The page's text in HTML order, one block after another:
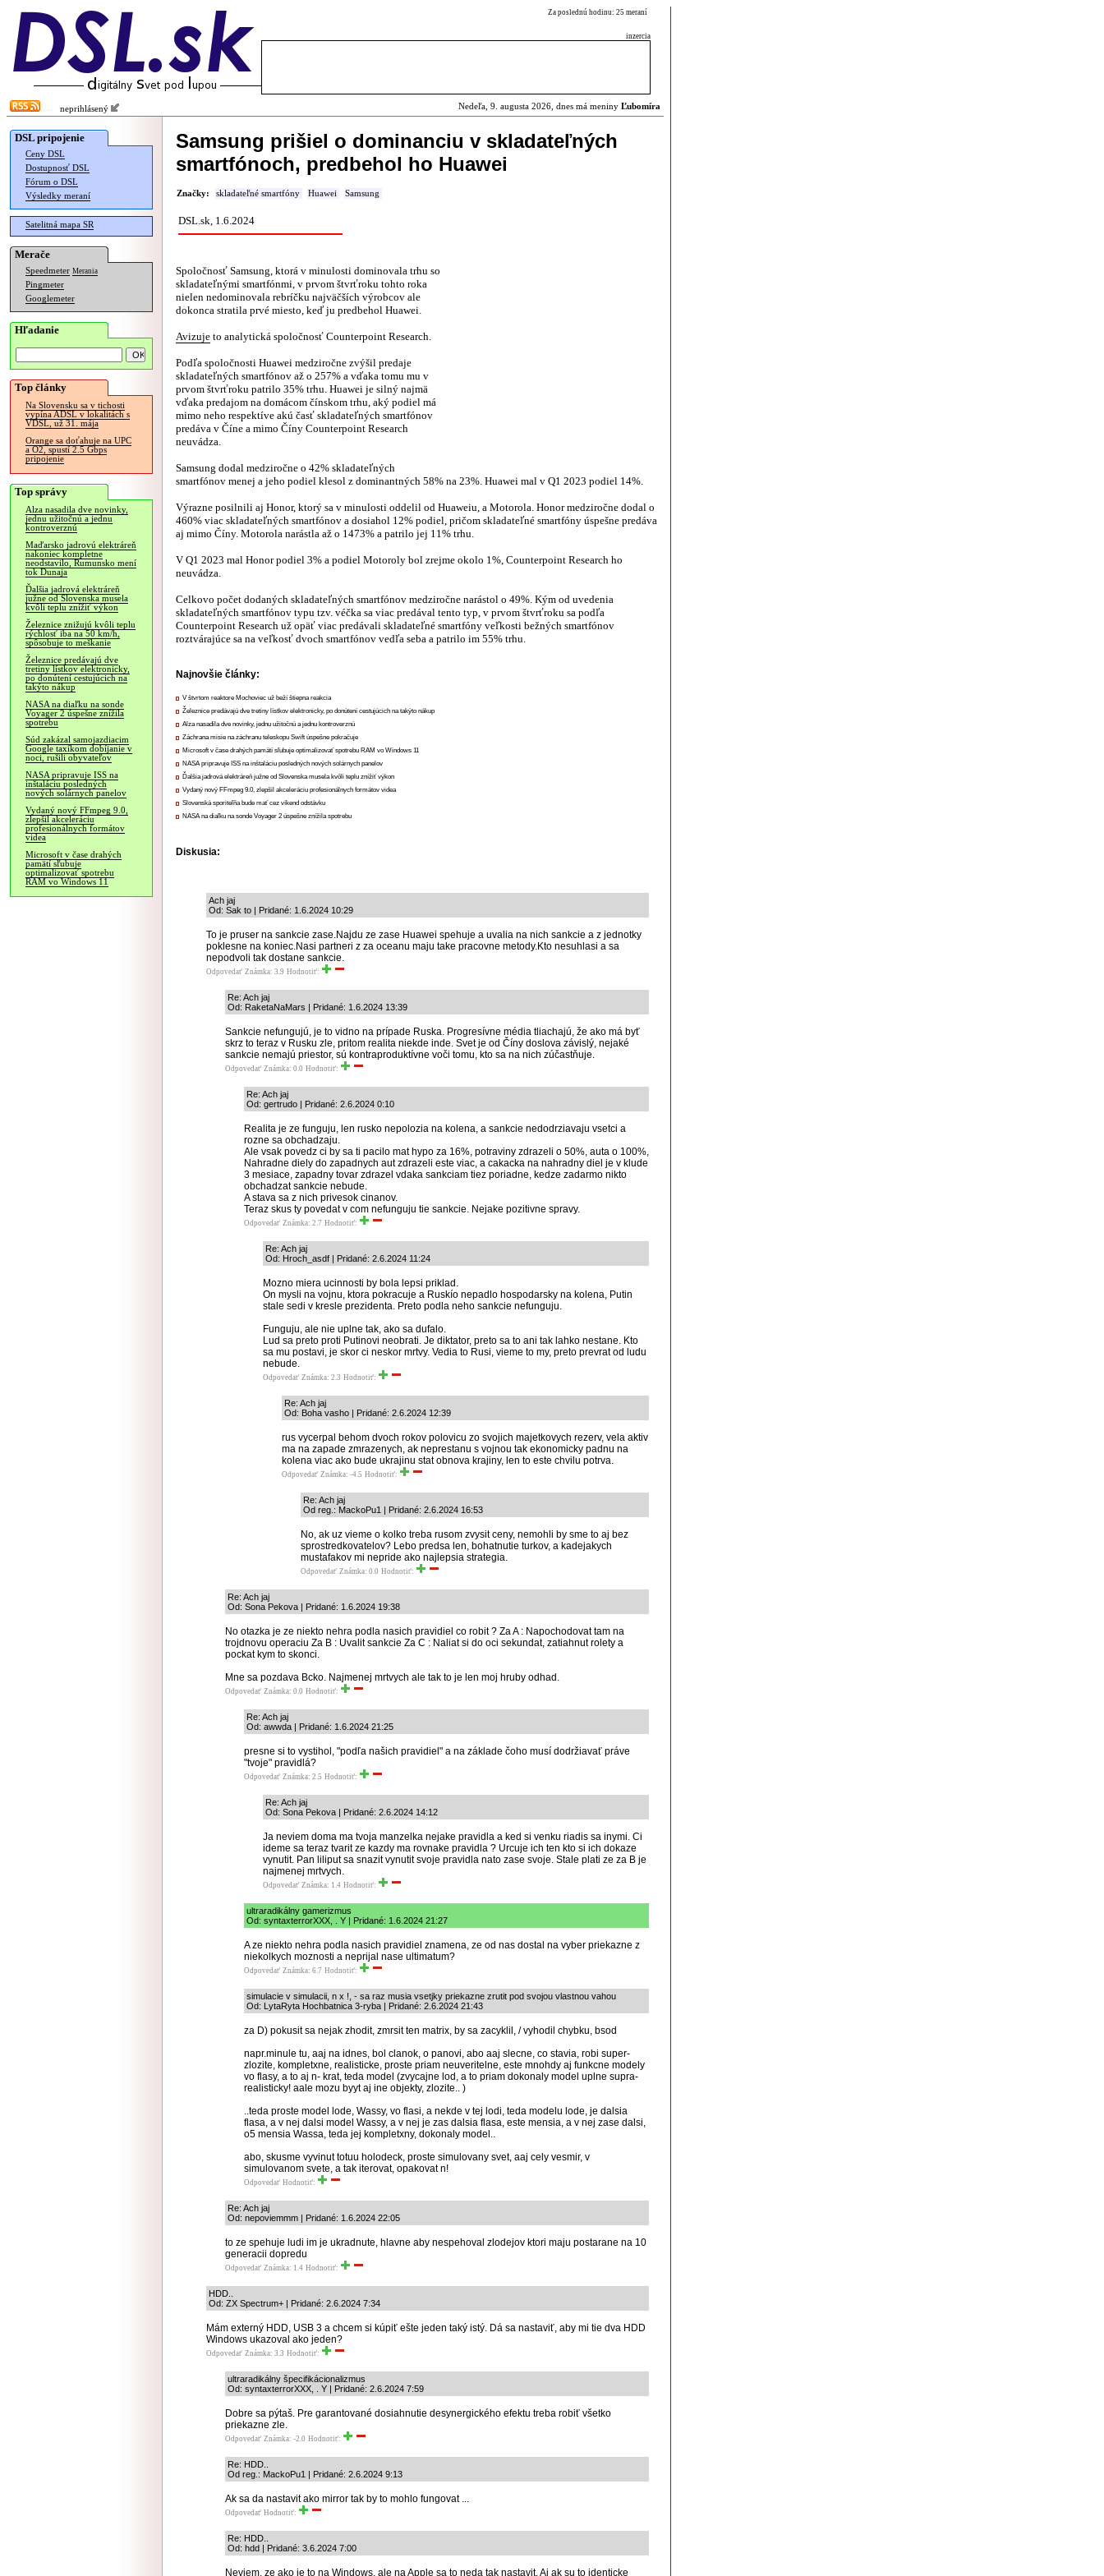
Za poslednú hodinu: 25 meraní
inzercia
neprihlásený Nedeľa, 9. augusta 2026, dnes má meniny Ľubomíra
DSL pripojenie
Ceny DSL
Dostupnosť DSL
Fórum o DSL
Výsledky meraní
Satelitná mapa SR
Merače
Speedmeter Merania
Pingmeter
Googlemeter
Hľadanie
Top články
Na Slovensku sa v tichosti
vypína ADSL v lokalitách s
VDSL, už 31. mája
Orange sa doťahuje na UPC
a O2, spustí 2.5 Gbps
pripojenie
Top správy
Alza nasadila dve novinky,
jednu užitočnú a jednu
kontroverznú
Maďarsko jadrovú elektráreň
nakoniec kompletne
neodstavilo, Rumunsko mení
tok Dunaja
Ďalšia jadrová elektráreň
južne od Slovenska musela
kvôli teplu znížiť výkon
Železnice znižujú kvôli teplu
rýchlosť iba na 50 km/h,
spôsobuje to meškanie
Železnice predávajú dve
tretiny lístkov elektronicky,
po donútení cestujúcich na
takýto nákup
NASA na diaľku na sonde
Voyager 2 úspešne znížila
spotrebu
Súd zakázal samojazdiacim
Google taxíkom dobíjanie v
noci, rušili obyvateľov
NASA pripravuje ISS na
inštaláciu posledných
nových solárnych panelov
Vydaný nový FFmpeg 9.0,
zlepšil akceleráciu
profesionálnych formátov
videa
Microsoft v čase drahých
pamätí sľubuje
optimalizovať spotrebu
RAM vo Windows 11
Samsung prišiel o dominanciu v skladateľných
smartfónoch, predbehol ho Huawei
Značky: skladateľné smartfóny Huawei Samsung
DSL.sk, 1.6.2024
Spoločnosť Samsung, ktorá v minulosti dominovala trhu so
skladateľnými smartfónmi, v prvom štvrťroku tohto roka
nielen nedominovala rebríčku najväčších výrobcov ale
dokonca stratila prvé miesto, keď ju predbehol Huawei.
Avizuje to analytická spoločnosť Counterpoint Research.
Podľa spoločnosti Huawei medziročne zvýšil predaje
skladateľných smartfónov až o 257% a vďaka tomu mu v
prvom štvrťroku patrilo 35% trhu. Huawei je silný najmä
vďaka predajom na domácom čínskom trhu, aký podiel má
mimo neho respektíve akú časť skladateľných smartfónov
predáva v Číne a mimo Číny Counterpoint Research
neuvádza.
Samsung dodal medziročne o 42% skladateľných
smartfónov menej a jeho podiel klesol z dominantných 58% na 23%. Huawei mal v Q1 2023 podiel 14%.
Výrazne posilnili aj Honor, ktorý sa v minulosti oddelil od Huaweiu, a Motorola. Honor medziročne dodal o
460% viac skladateľných smartfónov a dosiahol 12% podiel, pričom skladateľné smartfóny úspešne predáva
aj mimo Číny. Motorola narástla až o 1473% a patrilo jej 11% trhu.
V Q1 2023 mal Honor podiel 3% a podiel Motoroly bol zrejme okolo 1%, Counterpoint Research ho
neuvádza.
Celkovo počet dodaných skladateľných smartfónov medziročne narástol o 49%. Kým od uvedenia
skladateľných smartfónov typu tzv. véčka sa viac predával tento typ, v prvom štvrťroku sa podľa
Counterpoint Research už opäť viac predávali skladateľné smartfóny veľkosti bežných smartfónov
roztvárajúce sa na veľkosť dvoch smartfónov vedľa seba a patrilo im 55% trhu.
Najnovšie články:
V štvrtom reaktore Mochoviec už beží štiepna reakcia
Železnice predávajú dve tretiny lístkov elektronicky, po donútení cestujúcich na takýto nákup
Alza nasadila dve novinky, jednu užitočnú a jednu kontroverznú
Záchrana misie na záchranu teleskopu Swift úspešne pokračuje
Microsoft v čase drahých pamätí sľubuje optimalizovať spotrebu RAM vo Windows 11
NASA pripravuje ISS na inštaláciu posledných nových solárnych panelov
Ďalšia jadrová elektráreň južne od Slovenska musela kvôli teplu znížiť výkon
Vydaný nový FFmpeg 9.0, zlepšil akceleráciu profesionálnych formátov videa
Slovenská sporiteľňa bude mať cez víkend odstávku
NASA na diaľku na sonde Voyager 2 úspešne znížila spotrebu
Diskusia:
Ach jaj
Od: Sak to | Pridané: 1.6.2024 10:29
To je pruser na sankcie zase.Najdu ze zase Huawei spehuje a uvalia na nich sankcie a z jednotky
poklesne na koniec.Nasi partneri z za oceanu maju take pracovne metody.Kto nesuhlasi a sa
nepodvoli tak dostane sankcie.
Odpovedať Známka: 3.9 Hodnotiť:
Re: Ach jaj
Od: RaketaNaMars | Pridané: 1.6.2024 13:39
Sankcie nefungujú, je to vidno na prípade Ruska. Progresívne média tliachajú, že ako má byť
skrz to teraz v Rusku zle, pritom realita niekde inde. Svet je od Číny doslova závislý, nejaké
sankcie nemajú priestor, sú kontraproduktívne voči tomu, kto sa na nich zúčastňuje.
Odpovedať Známka: 0.0 Hodnotiť:
Re: Ach jaj
Od: gertrudo | Pridané: 2.6.2024 0:10
Realita je ze funguju, len rusko nepolozia na kolena, a sankcie nedodrziavaju vsetci a
rozne sa obchadzaju.
Ale vsak povedz ci by sa ti pacilo mat hypo za 16%, potraviny zdrazeli o 50%, auta o 100%,
Nahradne diely do zapadnych aut zdrazeli este viac, a cakacka na nahradny diel je v klude
3 mesiace, zapadny tovar zdrazel vdaka sankciam tiez poriadne, kedze zadarmo nikto
obchadzat sankcie nebude.
A stava sa z nich privesok cinanov.
Teraz skus ty povedat v com nefunguju tie sankcie. Nejake pozitivne spravy.
Odpovedať Známka: 2.7 Hodnotiť:
Re: Ach jaj
Od: Hroch_asdf | Pridané: 2.6.2024 11:24
Mozno miera ucinnosti by bola lepsi priklad.
On mysli na vojnu, ktora pokracuje a Ruskío nepadlo hospodarsky na kolena, Putin
stale sedi v kresle prezidenta. Preto podla neho sankcie nefunguju.
Funguju, ale nie uplne tak, ako sa dufalo.
Lud sa preto proti Putinovi neobrati. Je diktator, preto sa to ani tak lahko nestane. Kto
sa mu postavi, je skor ci neskor mrtvy. Vedia to Rusi, vieme to my, preto prevrat od ludu
nebude.
Odpovedať Známka: 2.3 Hodnotiť:
Re: Ach jaj
Od: Boha vasho | Pridané: 2.6.2024 12:39
rus vycerpal behom dvoch rokov polovicu zo svojich majetkovych rezerv, vela aktiv
ma na zapade zmrazenych, ak neprestanu s vojnou tak ekonomicky padnu na
kolena viac ako bude ukrajinu stat obnova krajiny, len to este chvilu potrva.
Odpovedať Známka: -4.5 Hodnotiť:
Re: Ach jaj
Od reg.: MackoPu1 | Pridané: 2.6.2024 16:53
No, ak uz vieme o kolko treba rusom zvysit ceny, nemohli by sme to aj bez
sprostredkovatelov? Lebo predsa len, bohatnutie turkov, a kadejakych
mustafakov mi nepride ako najlepsia strategia.
Odpovedať Známka: 0.0 Hodnotiť:
Re: Ach jaj
Od: Sona Pekova | Pridané: 1.6.2024 19:38
No otazka je ze niekto nehra podla nasich pravidiel co robit ? Za A : Napochodovat tam na
trojdnovu operaciu Za B : Uvalit sankcie Za C : Naliat si do oci sekundat, zatiahnut rolety a
pockat kym to skonci.
Mne sa pozdava Bcko. Najmenej mrtvych ale tak to je len moj hruby odhad.
Odpovedať Známka: 0.0 Hodnotiť:
Re: Ach jaj
Od: awwda | Pridané: 1.6.2024 21:25
presne si to vystihol, "podľa našich pravidiel" a na základe čoho musí dodržiavať práve
"tvoje" pravidlá?
Odpovedať Známka: 2.5 Hodnotiť:
Re: Ach jaj
Od: Sona Pekova | Pridané: 2.6.2024 14:12
Ja neviem doma ma tvoja manzelka nejake pravidla a ked si venku riadis sa inymi. Ci
ideme sa teraz tvarit ze kazdy ma rovnake pravidla ? Urcuje ich ten kto si ich dokaze
vynutit. Pan liliput sa snazit vynutit svoje pravidla nato zase svoje. Stale plati ze za B je
najmenej mrtvych.
Odpovedať Známka: 1.4 Hodnotiť:
ultraradikálny gamerizmus
Od: syntaxterrorXXX, . Y | Pridané: 1.6.2024 21:27
A ze niekto nehra podla nasich pravidiel znamena, ze od nas dostal na vyber priekazne z
niekolkych moznosti a neprijal nase ultimatum?
Odpovedať Známka: 6.7 Hodnotiť:
simulacie v simulacii, n x !, - sa raz musia vsetjky priekazne zrutit pod svojou vlastnou vahou
Od: LytaRyta Hochbatnica 3-ryba | Pridané: 2.6.2024 21:43
za D) pokusit sa nejak zhodit, zmrsit ten matrix, by sa zacyklil, / vyhodil chybku, bsod
napr.minule tu, aaj na idnes, bol clanok, o panovi, abo aaj slecne, co stavia, robi super-
zlozite, kompletxne, realisticke, proste priam neuveritelne, este mnohdy aj funkcne modely
vo flasy, a to aj n- krat, teda model (zvycajne lod, a to priam dokonaly model uplne supra-
realisticky! aale mozu byyt aj ine objekty, zlozite.. )
..teda proste model lode, Wassy, vo flasi, a nekde v tej lodi, teda modelu lode, je dalsia
flasa, a v nej dalsi model Wassy, a v nej je zas dalsia flasa, este mensia, a v nej zase dalsi,
o5 mensia Wassa, teda jej kompletxny, dokonaly model..
abo, skusme vyvinut totuu holodeck, proste simulovany svet, aaj cely vesmir, v
simulovanom svete, a tak iterovat, opakovat n!
Odpovedať Hodnotiť:
Re: Ach jaj
Od: nepoviemmm | Pridané: 1.6.2024 22:05
to ze spehuje ludi im je ukradnute, hlavne aby nespehoval zlodejov ktori maju postarane na 10
generacii dopredu
Odpovedať Známka: 1.4 Hodnotiť:
HDD..
Od: ZX Spectrum+ | Pridané: 2.6.2024 7:34
Mám externý HDD, USB 3 a chcem si kúpiť ešte jeden taký istý. Dá sa nastaviť, aby mi tie dva HDD
Windows ukazoval ako jeden?
Odpovedať Známka: 3.3 Hodnotiť:
ultraradikálny špecifikácionalizmus
Od: syntaxterrorXXX, . Y | Pridané: 2.6.2024 7:59
Dobre sa pýtaš. Pre garantované dosiahnutie desynergického efektu treba robiť všetko
priekazne zle.
Odpovedať Známka: -2.0 Hodnotiť:
Re: HDD..
Od reg.: MackoPu1 | Pridané: 2.6.2024 9:13
Ak sa da nastavit ako mirror tak by to mohlo fungovat ...
Odpovedať Hodnotiť:
Re: HDD..
Od: hdd | Pridané: 3.6.2024 7:00
Neviem, ze ako je to na Windows, ale na Apple sa to neda tak nastavit. Aj ak su to identicke